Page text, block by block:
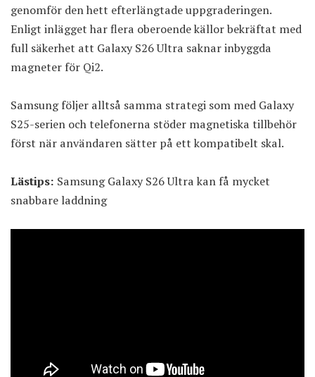
genomför den hett efterlängtade uppgraderingen.
Enligt inlägget har flera oberoende källor bekräftat med
full säkerhet att Galaxy S26 Ultra saknar inbyggda
magneter för Qi2.
Samsungföljer alltså samma strategi som med Galaxy
S25-serien och telefonerna stöder magnetiska tillbehör
först när användaren sätter på ett kompatibelt skal.
Lästips: Samsung Galaxy S26 Ultra kan få mycket
snabbare laddning